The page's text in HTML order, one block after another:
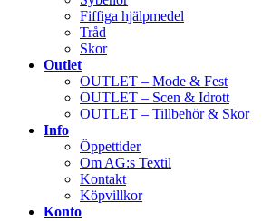
Fiffiga hjälpmedel
Tråd
Skor
Outlet
OUTLET – Mode & Fest
OUTLET – Scen & Idrott
OUTLET – Tillbehör & Skor
Info
Öppettider
Om AG:s Textil
Kontakt
Köpvillkor
Konto